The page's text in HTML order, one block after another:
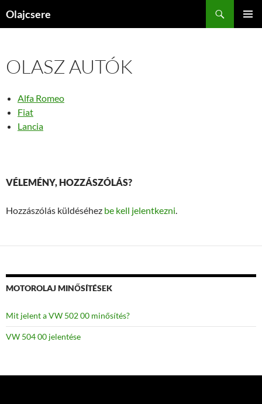
Olajcsere
OLASZ AUTÓK
Alfa Romeo
Fiat
Lancia
VÉLEMÉNY, HOZZÁSZÓLÁS?
Hozzászólás küldéséhez be kell jelentkezni.
MOTOROLAJ MINŐSÍTÉSEK
Mit jelent a VW 502 00 minősítés?
VW 504 00 jelentése